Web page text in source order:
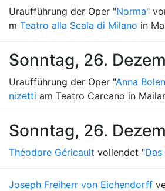
Uraufführung der Oper "Norma"
m Teatro alla Scala di Milano in
Sonntag, 26.
Uraufführung der Oper "Anna
nizetti am Teatro Carcano in
Sonntag, 26.
Théodore Géricault vollendet "
Joseph Freiherr von Eichendorff